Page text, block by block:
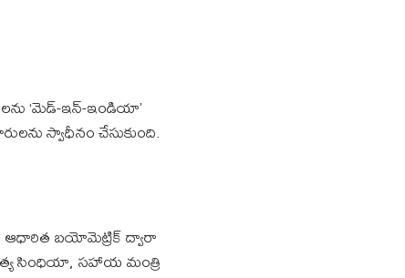
‘మెడ్-ఇన్-ఇండియా’
స్వాధీనం చేసుకుంది.
ఆధారిత బయోమెట్రిక్ ద్వారా
సింధియా, సహాయ మంత్రి